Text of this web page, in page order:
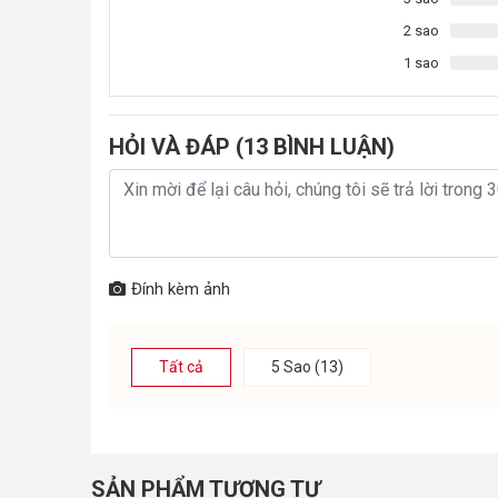
2 sao
1 sao
HỎI VÀ ĐÁP (13 BÌNH LUẬN)
Đính kèm ảnh
Tất cả 5 Sao (13)
SẢN PHẨM TƯƠNG TỰ